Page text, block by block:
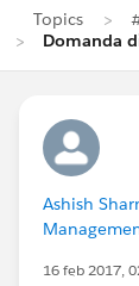
Topics
Domanda
Ashish
16 feb 2017,